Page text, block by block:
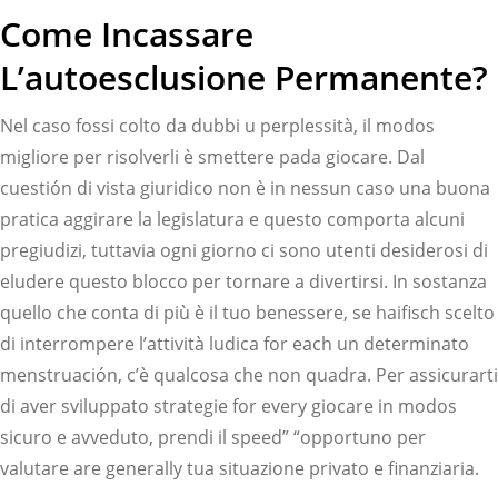
Come Incassare
L’autoesclusione Permanente?
Nel caso fossi colto da dubbi u perplessità, il modos
migliore per risolverli è smettere pada giocare. Dal
cuestión di vista giuridico non è in nessun caso una buona
pratica aggirare la legislatura e questo comporta alcuni
pregiudizi, tuttavia ogni giorno ci sono utenti desiderosi di
eludere questo blocco per tornare a divertirsi. In sostanza
quello che conta di più è il tuo benessere, se haifisch scelto
di interrompere l’attività ludica for each un determinato
menstruación, c’è qualcosa che non quadra. Per assicurarti
di aver sviluppato strategie for every giocare in modos
sicuro e avveduto, prendi il speed” “opportuno per
valutare are generally tua situazione privato e finanziaria.